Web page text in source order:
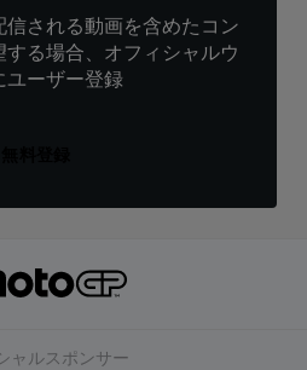
信される動画を含めたコン
る場合、オフィシャルウ
ユーザー登録
ャルスポンサー